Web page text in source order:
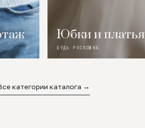
Юбки и платья
БУДЬ РОСКОШНА
категории каталога →